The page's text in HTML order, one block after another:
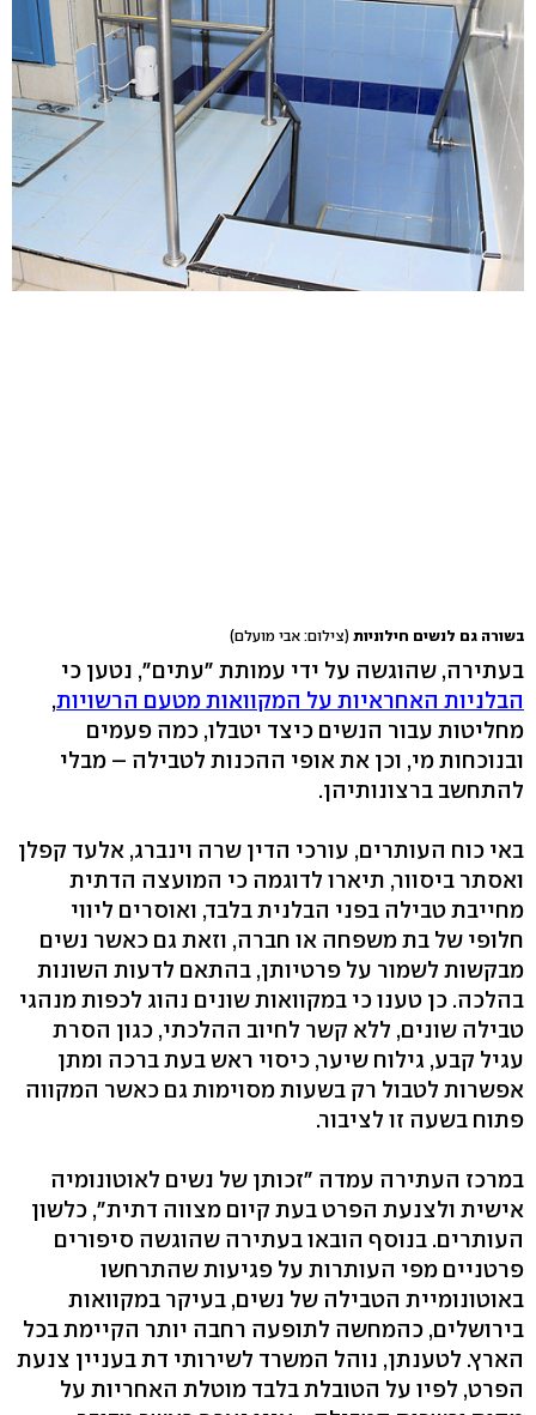
בשורה גם לנשים חילוניות (צילום: אבי מועלם)
בעתירה, שהוגשה על ידי עמותת "עתים", נטען כי
הבלניות האחראיות על המקוואות מטעם הרשויות,
מחליטות עבור הנשים כיצד יטבלו, כמה פעמים
ובנוכחות מי, וכן את אופי ההכנות לטבילה – מבלי
להתחשב ברצונותיהן.
באי כוח העותרים, עורכי הדין שרה וינברג, אלעד קפלן
ואסתר ביסוור, תיארו לדוגמה כי המועצה הדתית
מחייבת טבילה בפני הבלנית בלבד, ואוסרים ליווי
חלופי של בת משפחה או חברה, וזאת גם כאשר נשים
מבקשות לשמור על פרטיותן, בהתאם לדעות השונות
בהלכה. כן טענו כי במקוואות שונים נהוג לכפות מנהגי
טבילה שונים, ללא קשר לחיוב ההלכתי, כגון הסרת
עגיל קבע, גילוח שיער, כיסוי ראש בעת ברכה ומתן
אפשרות לטבול רק בשעות מסוימות גם כאשר המקווה
פתוח בשעה זו לציבור.
במרכז העתירה עמדה "זכותן של נשים לאוטונומיה
אישית ולצנעת הפרט בעת קיום מצווה דתית", כלשון
העותרים. בנוסף הובאו בעתירה שהוגשה סיפורים
פרטניים מפי העותרות על פגיעות שהתרחשו
באוטונומיית הטבילה של נשים, בעיקר במקוואות
בירושלים, כהמחשה לתופעה רחבה יותר הקיימת בכל
הארץ. לטענתן, נוהל המשרד לשירותי דת בעניין צנעת
הפרט, לפיו על הטובלת בלבד מוטלת האחריות על